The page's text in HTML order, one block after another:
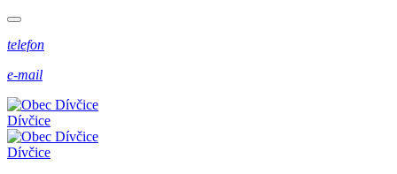
telefon
e-mail
Dívčice
Dívčice